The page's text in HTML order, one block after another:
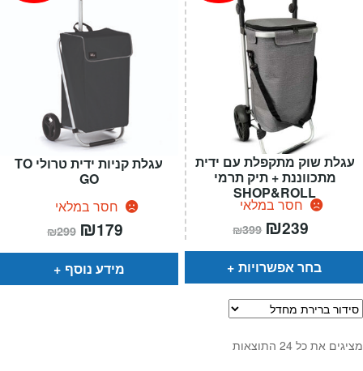
עגלת קניות ידית טרולי TO
GO
חסר במלאי
₪299 המחיר
המקורי
היה:
₪299.
₪179
הוא:
מידע נוסף
עגלת שוק מתקפלת עם ידית
מתכווננת + תיק תרמי
SHOP&ROLL
חסר במלאי
₪399 המחיר
המקורי
היה:
₪399.
₪239
הוא:
בחר אפשרויות
מציגים את כל ⁦24⁩ התוצאות